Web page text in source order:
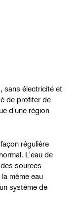
sans électricité et
de profiter de
d'une région
régulière
L'eau de
sources
même eau
système de